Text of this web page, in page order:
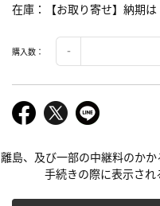
在庫 【お取り寄せ】納期
購入数：
離島、及び一部の中継料のか
手続きの際に表示され